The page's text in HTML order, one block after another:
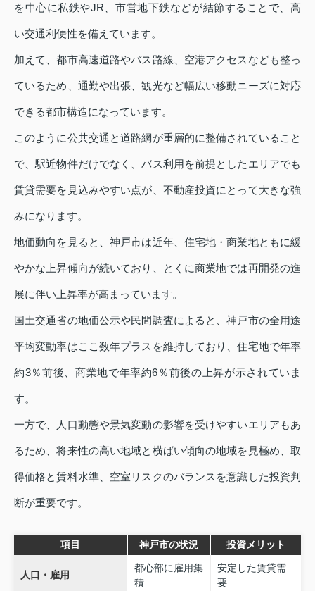
を中心に私鉄やJR、市営地下鉄などが結節することで、高
い交通利便性を備えています。
加えて、都市高速道路やバス路線、空港アクセスなども整っ
ているため、通勤や出張、観光など幅広い移動ニーズに対応
できる都市構造になっています。
このように公共交通と道路網が重層的に整備されていること
で、駅近物件だけでなく、バス利用を前提としたエリアでも
賃貸需要を見込みやすい点が、不動産投資にとって大きな強
みになります。
地価動向を見ると、神戸市は近年、住宅地・商業地ともに緩
やかな上昇傾向が続いており、とくに商業地では再開発の進
展に伴い上昇率が高まっています。
国土交通省の地価公示や民間調査によると、神戸市の全用途
平均変動率はここ数年プラスを維持しており、住宅地で年率
約3％前後、商業地で年率約6％前後の上昇が示されていま
す。
一方で、人口動態や景気変動の影響を受けやすいエリアもあ
るため、将来性の高い地域と横ばい傾向の地域を見極め、取
得価格と賃料水準、空室リスクのバランスを意識した投資判
断が重要です。
項目 神戸市の状況 投資メリット
人口・雇用
都心部に雇用集
積
安定した賃貸需
要